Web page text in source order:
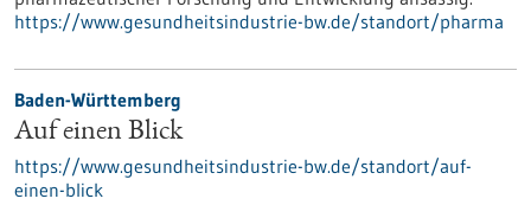
https://www.gesundheitsindustrie-bw.de/standort/pharma
Baden-Württemberg
Auf einen Blick
https://www.gesundheitsindustrie-bw.de/standort/auf-
einen-blick